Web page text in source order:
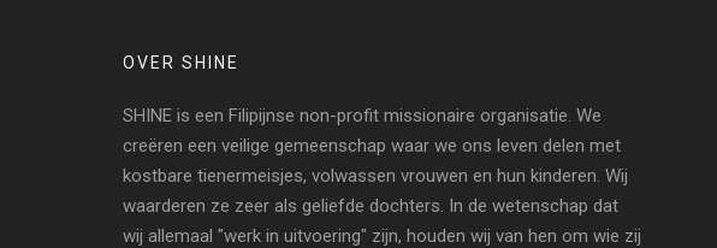
OVER SHINE
SHINE is een Filipijnse non-profit missionaire organisatie. We
creëren een veilige gemeenschap waar we ons leven delen met
kostbare tienermeisjes, volwassen vrouwen en hun kinderen. Wij
waarderen ze zeer als geliefde dochters. In de wetenschap dat
wij allemaal "werk in uitvoering" zijn, houden wij van hen om wie zij